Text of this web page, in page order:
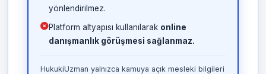
yönlendirilmez.
Platform altyapısı kullanılarak online
danışmanlık görüşmesi sağlanmaz.
HukukiUzman yalnızca kamuya açık mesleki bilgileri